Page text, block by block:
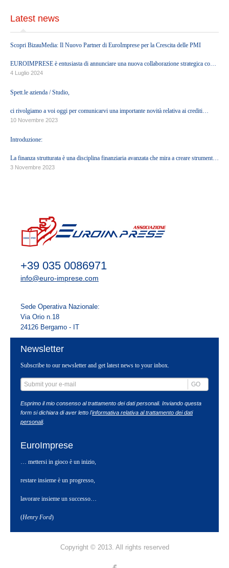
BECOME A MEMBER
Latest news
Scopri BizauMedia: Il Nuovo Partner di EuroImprese per la Crescita delle PMI
EUROIMPRESE è entusiasta di annunciare una nuova collaborazione strategica con
BizauMedia, una società di Growth Partners.
4 Luglio 2024
Spett.le azienda / Studio,
ci rivolgiamo a voi oggi per comunicarvi una importante novità relativa ai crediti
d'Imposta generati dalle normative ascrivibili all'Eco-sisma Bonus, Superbonus e c.d.
10 Novembre 2023
Introduzione:
La finanza strutturata è una disciplina finanziaria avanzata che mira a creare strumenti
finanziari complessi per soddisfare le esigenze specifiche dei clienti. In questo
Contatti:info@dinamicasrl.cloud
3 Novembre 2023
+39 035 0086971
info@euro-imprese.com
Sede Operativa Nazionale:
Via Orio n.18
24126 Bergamo - IT
Newsletter
Subscribe to our newsletter and get latest news to your inbox.
GO
Esprimo il mio consenso al trattamento dei dati personali. Inviando questa
form si dichiara di aver letto l'informativa relativa al trattamento dei dati
personali.
EuroImprese
… mettersi in gioco è un inizio,
restare insieme è un progresso,
lavorare insieme un successo…
(Henry Ford)
Copyright © 2013. All rights reserved